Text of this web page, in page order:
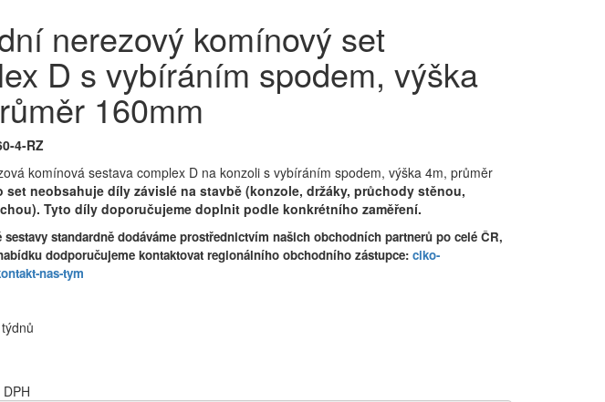
nerezový komínový set
D s vybíráním spodem, výška
160mm
4-RZ
komínová sestava complex D na konzoli s vybíráním spodem, výška 4m, průměr
set neobsahuje díly závislé na stavbě (konzole, držáky, průchody stěnou,
Tyto díly doporučujeme doplnit podle konkrétního zaměření.
standardně dodáváme prostřednictvím našich obchodních partnerů po celé ČR,
dodporučujeme kontaktovat regionálního obchodního zástupce: ciko-
nas-tym